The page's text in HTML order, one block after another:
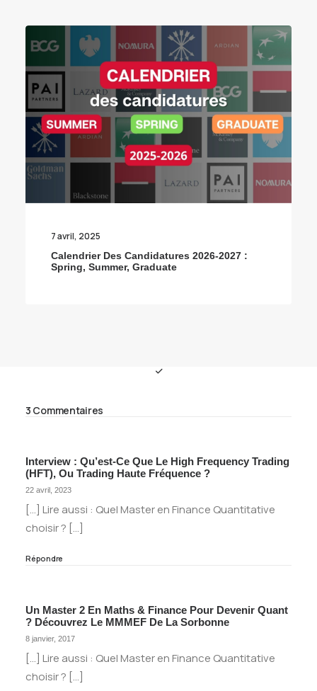
7 avril, 2025
Calendrier Des Candidatures 2026-2027 :
Spring, Summer, Graduate
3 Commentaires
Interview : Qu’est-Ce Que Le High Frequency Trading
(HFT), Ou Trading Haute Fréquence ?
22 avril, 2023
[…] Lire aussi : Quel Master en Finance Quantitative
choisir ? […]
Répondre
Un Master 2 En Maths & Finance Pour Devenir Quant
? Découvrez Le MMMEF De La Sorbonne
8 janvier, 2017
[…] Lire aussi : Quel Master en Finance Quantitative
choisir ? […]